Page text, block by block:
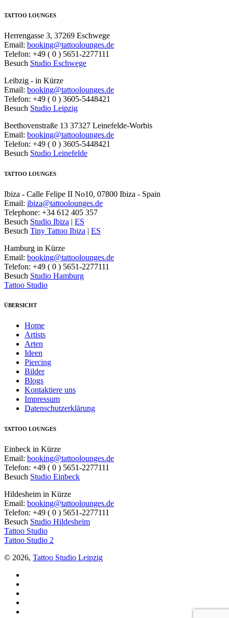
TATTOO LOUNGES
Herrengasse 3, 37269 Eschwege
Email: booking@tattoolounges.de
Telefon: +49 ( 0 ) 5651-2277111
Besuch Studio Eschwege
Leibzig - in Kürze
Email: booking@tattoolounges.de
Telefon: +49 ( 0 ) 3605-5448421
Besuch Studio Leipzig
Beethovenstraße 13 37327 Leinefelde-Worbis
Email: booking@tattoolounges.de
Telefon: +49 ( 0 ) 3605-5448421
Besuch Studio Leinefelde
TATTOO LOUNGES
Ibiza - Calle Felipe II No10, 07800 Ibiza - Spain
Email: ibiza@tattoolounges.de
Telephone: +34 612 405 357
Besuch Studio Ibiza | ES
Besuch Tiny Tattoo Ibiza | ES
Hamburg in Kürze
Email: booking@tattoolounges.de
Telefon: +49 ( 0 ) 5651-2277111
Besuch Studio Hamburg
Tattoo Studio
ÜBERSICHT
Home
Artists
Arten
Ideen
Piercing
Bilder
Blogs
Kontaktiere uns
Impressum
Datenschutzerklärung
TATTOO LOUNGES
Einbeck in Kürze
Email: booking@tattoolounges.de
Telefon: +49 ( 0 ) 5651-2277111
Besuch Studio Einbeck
Hildesheim in Kürze
Email: booking@tattoolounges.de
Telefon: +49 ( 0 ) 5651-2277111
Besuch Studio Hildesheim
Tattoo Studio
Tattoo Studio 2
© 2026, Tattoo Studio Leipzig